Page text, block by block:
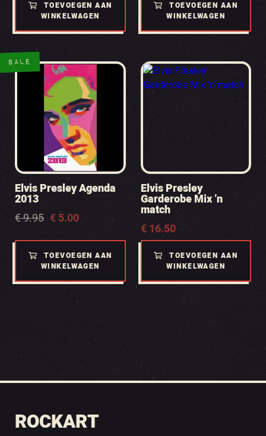
TOEVOEGEN AAN
WINKELWAGEN
TOEVOEGEN AAN
WINKELWAGEN
SALE
Elvis Presley Agenda
2013
€9.95
Oorspronkelijke
was:
€ 9.95.
€5.00
Huidige
is:
€ 5.00.
TOEVOEGEN AAN
WINKELWAGEN
Elvis Presley
Garderobe Mix ’n
match
€16.50
TOEVOEGEN AAN
WINKELWAGEN
ROCKART